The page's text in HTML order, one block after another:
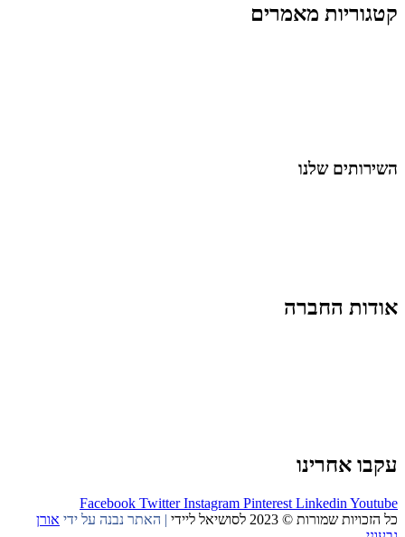
קטגוריות מאמרים
השירותים שלנו
אודות החברה
עקבו אחרינו
Facebook Twitter Instagram Pinterest Linkedin Youtube
כל הזכויות שמורות © 2023 לסושיאל ליידי
| האתר נבנה על ידי אורן